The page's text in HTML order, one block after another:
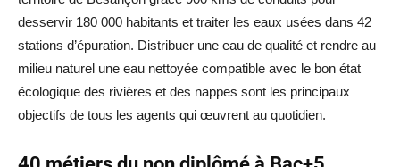
desservir 180 000 habitants et traiter les eaux usées dans 42
stations d’épuration. Distribuer une eau de qualité et rendre au
milieu naturel une eau nettoyée compatible avec le bon état
écologique des rivières et des nappes sont les principaux
objectifs de tous les agents qui œuvrent au quotidien.